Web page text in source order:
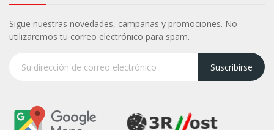
Sigue nuestras novedades, campañas y promociones. No
utilizaremos tu correo electrónico para spam.
Suscribirse